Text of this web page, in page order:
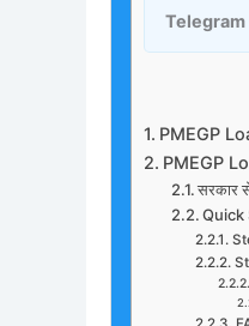
Telegram
PMEGP
PMEGP
सरकार
Quick